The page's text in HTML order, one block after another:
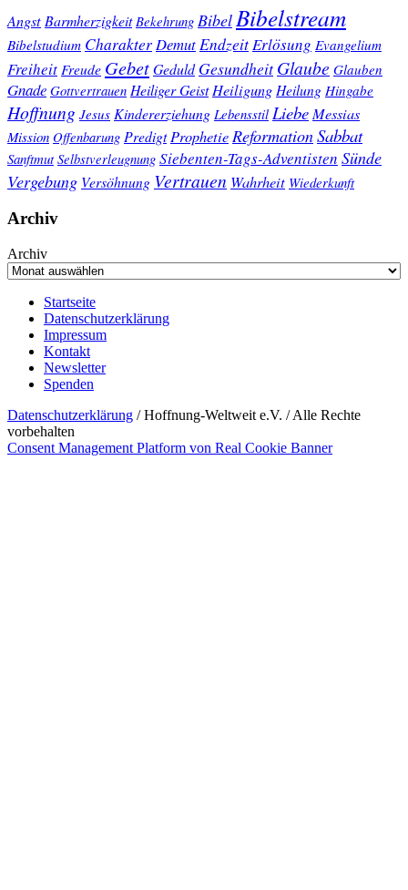
Angst Barmherzigkeit Bekehrung Bibel Bibelstream
Bibelstudium Charakter Demut EndzeitErlösung Evangelium
Freiheit Freude GebetGeduld Gesundheit Glaube Glauben
Gnade Gottvertrauen Heiliger Geist Heiligung Heilung Hingabe
Hoffnung Jesus Kindererziehung Lebensstil Liebe Messias
Mission Offenbarung Predigt Prophetie ReformationSabbat
Sanftmut Selbstverleugnung Siebenten-Tags-Adventisten Sünde
Vergebung Versöhnung Vertrauen Wahrheit Wiederkunft
Archiv
Archiv
Startseite
Datenschutzerklärung
Impressum
Kontakt
Newsletter
Spenden
Datenschutzerklärung / Hoffnung-Weltweit e.V. / Alle Rechte
vorbehalten
Consent Management Platform von Real Cookie Banner